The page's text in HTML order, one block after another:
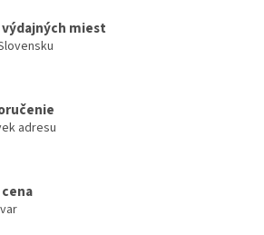
výdajných miest
adresu